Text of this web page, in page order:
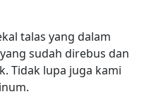
talas yang dalam
sudah direbus dan
Tidak lupa juga kami